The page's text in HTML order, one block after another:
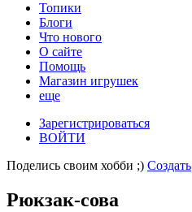
Топики
Блоги
Что нового
О сайте
Помощь
Магазин игрушек
еще
Зарегистрироваться
ВОЙТИ
Поделись своим хобби ;) Создать
Рюкзак-сова